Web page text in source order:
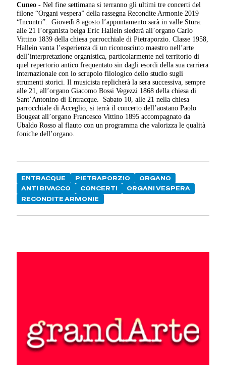
Cuneo - Nel fine settimana si terranno gli ultimi tre concerti del
filone “Organi vespera” della rassegna Recondite Armonie 2019
“Incontri”.
Giovedì 8 agosto l’appuntamento sarà in valle Stura:
alle 21 l’organista belga Eric Hallein siederà all’organo Carlo
Vittino 1839 della chiesa parrocchiale di Pietraporzio. Classe 1958,
Hallein vanta l’esperienza di un riconosciuto maestro nell’arte
dell’interpretazione organistica, particolarmente nel territorio di
quel repertorio antico frequentato sin dagli esordi della sua carriera
internazionale con lo scrupolo filologico dello studio sugli
strumenti storici. Il musicista replicherà la sera successiva, sempre
alle 21, all’organo Giacomo Bossi Vegezzi 1868 della chiesa di
Sant’Antonino di Entracque.
Sabato 10, alle 21 nella chiesa
parrocchiale di Acceglio, si terrà il concerto dell’aostano Paolo
Bougeat all’organo Francesco Vittino 1895 accompagnato da
Ubaldo Rosso al flauto con un programma che valorizza le qualità
foniche dell’organo.
ENTRACQUE PIETRAPORZIO
ORGANO
ANTI BIVACCO
CONCERTI
ORGANI VESPERA
RECONDITE ARMONIE